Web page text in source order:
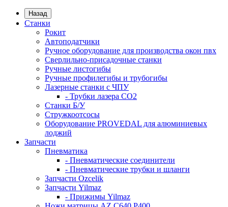
Назад
Станки
Рокит
Автоподатчики
Ручное оборудование для производства окон пвх
Сверлильно-присадочные станки
Ручные листогибы
Ручные профилегибы и трубогибы
Лазерные станки с ЧПУ
- Трубки лазера CO2
Станки Б/У
Стружкоотсосы
Оборудование PROVEDAL для алюминиевых
лоджий
Запчасти
Пневматика
- Пневматические соединители
- Пневматические трубки и шланги
Запчасти Ozcelik
Запчасти Yilmaz
- Прижимы Yilmaz